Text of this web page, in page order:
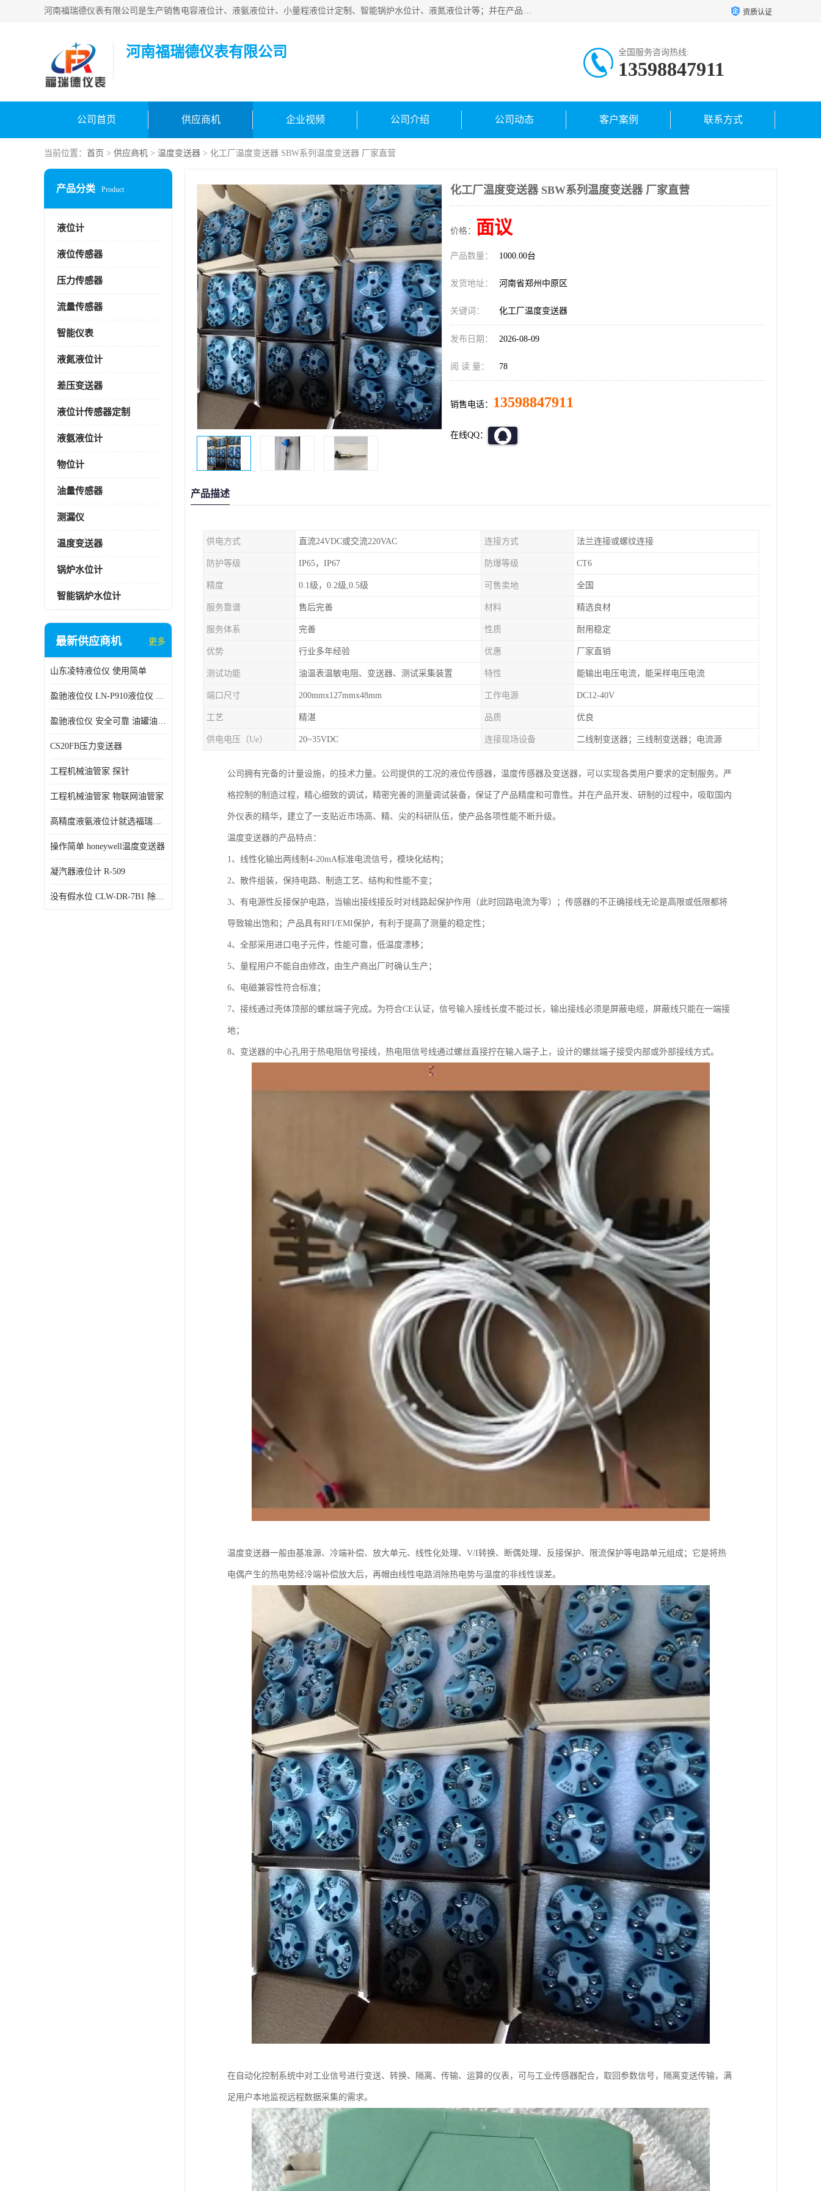
河南福瑞德仪表有限公司是生产销售电容液位计、液氨液位计、小量程液位计定制、智能锅炉水位计、液氮液位计等；并在产品开发、研制的过程中，吸取国内外仪器仪表的技术精华，建立了一支高、精、尖的科研开发队伍，使产品性能不断升级。 资质认证
河南福瑞德仪表有限公司 全国服务咨询热线:
13598847911
公司首页 供应商机 企业视频 公司介绍 公司动态 客户案例 联系方式
当前位置： 首页 > 供应商机 > 温度变送器 > 化工厂温度变送器 SBW系列温度变送器 厂家直营
产品分类 Product
液位计
液位传感器
压力传感器
流量传感器
智能仪表
液氮液位计
差压变送器
液位计传感器定制
液氨液位计
物位计
油量传感器
测漏仪
温度变送器
锅炉水位计
智能锅炉水位计
最新供应商机 更多
山东凌特液位仪 使用简单
盈驰液位仪 LN-P910液位仪 安全可靠
盈驰液位仪 安全可靠 油罐油位检测
CS20FB压力变送器
工程机械油管家 探针
工程机械油管家 物联网油管家
高精度液氨液位计就选福瑞德仪表
操作简单 honeywell温度变送器
凝汽器液位计 R-509
没有假水位 CLW-DR-7B1 除氧器水位测量
化工厂温度变送器 SBW系列温度变送器 厂家直营
价格： 面议
产品数量： 1000.00台
发货地址： 河南省郑州中原区
关键词： 化工厂温度变送器
发布日期： 2026-08-09
阅 读 量： 78
销售电话： 13598847911
在线QQ：
产品描述
供电方式 直流24VDC或交流220VAC 连接方式 法兰连接或螺纹连接
防护等级 IP65，IP67 防爆等级 CT6
精度 0.1级，0.2级,0.5级 可售卖地 全国
服务靠谱 售后完善 材料 精选良材
服务体系 完善 性质 耐用稳定
优势 行业多年经验 优惠 厂家直销
测试功能 油温表温敏电阻、变送器、测试采集装置 特性 能输出电压电流，能采样电压电流
端口尺寸 200mmx127mmx48mm 工作电源 DC12-40V
工艺 精湛 品质 优良
供电电压（Ue） 20~35VDC 连接现场设备 二线制变送器；三线制变送器；电流源
公司拥有完备的计量设施，的技术力量。公司提供的工况的液位传感器，温度传感器及变送器，可以实现各类用户要求的定制服务。严
格控制的制造过程，精心细致的调试，精密完善的测量调试装备，保证了产品精度和可靠性。并在产品开发、研制的过程中，吸取国内
外仪表的精华，建立了一支贴近市场高、精、尖的科研队伍，使产品各项性能不断升级。
温度变送器的产品特点：
1、线性化输出两线制4-20mA标准电流信号，模块化结构；
2、散件组装，保持电路、制造工艺、结构和性能不变；
3、有电源性反接保护电路，当输出接线接反时对线路起保护作用（此时回路电流为零）；传感器的不正确接线无论是高限或低限都将
导致输出饱和；产品具有RFI/EMI保护，有利于提高了测量的稳定性；
4、全部采用进口电子元件，性能可靠，低温度漂移；
5、量程用户不能自由修改，由生产商出厂时确认生产；
6、电磁兼容性符合标准；
7、接线通过壳体顶部的螺丝端子完成。为符合CE认证，信号输入接线长度不能过长，输出接线必须是屏蔽电缆，屏蔽线只能在一端接
地；
8、变送器的中心孔用于热电阻信号接线，热电阻信号线通过螺丝直接拧在输入端子上，设计的螺丝端子接受内部或外部接线方式。
温度变送器一般由基准源、冷端补偿、放大单元、线性化处理、V/I转换、断偶处理、反接保护、限流保护等电路单元组成；它是将热
电偶产生的热电势经冷端补偿放大后，再帽由线性电路消除热电势与温度的非线性误差。
在自动化控制系统中对工业信号进行变送、转换、隔离、传输、运算的仪表，可与工业传感器配合，取回参数信号，隔离变送传输，满
足用户本地监视远程数据采集的需求。